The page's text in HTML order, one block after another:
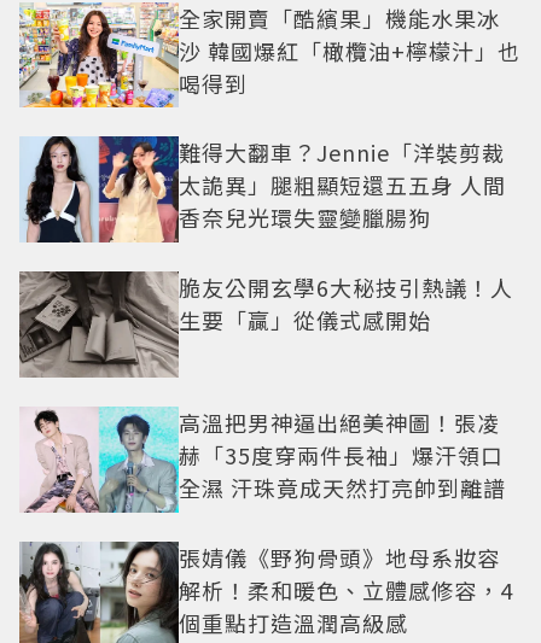
全家開賣「酷繽果」機能水果冰
沙 韓國爆紅「橄欖油+檸檬汁」也
喝得到
難得大翻車？Jennie「洋裝剪裁
太詭異」腿粗顯短還五五身 人間
香奈兒光環失靈變臘腸狗
脆友公開玄學6大秘技引熱議！人
生要「贏」從儀式感開始
高溫把男神逼出絕美神圖！張凌
赫「35度穿兩件長袖」爆汗領口
全濕 汗珠竟成天然打亮帥到離譜
張婧儀《野狗骨頭》地母系妝容
解析！柔和暖色、立體感修容，4
個重點打造溫潤高級感